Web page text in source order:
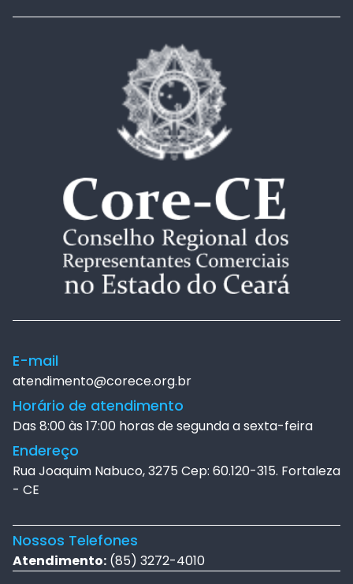
E-mail
atendimento@corece.org.br
Horário de atendimento
Das 8:00 às 17:00 horas de segunda a sexta-feira
Endereço
Rua Joaquim Nabuco, 3275 Cep: 60.120-315. Fortaleza
- CE
Nossos Telefones
Atendimento: (85) 3272-4010